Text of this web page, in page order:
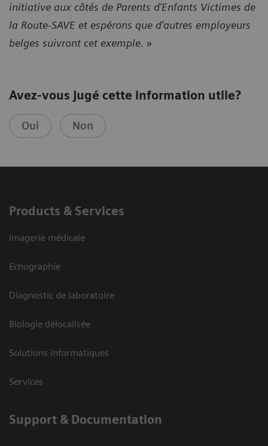
initiative aux côtés de Parents d’Enfants Victimes de
la Route-SAVE et espérons que d’autres employeurs
belges suivront cet exemple. »
Avez-vous jugé cette information utile?
Oui Non
Products & Services
Imagerie médicale
Echographie
Diagnostic de laboratoire
Biologie délocalisée
Solutions informatiques
Services
Support & Documentation